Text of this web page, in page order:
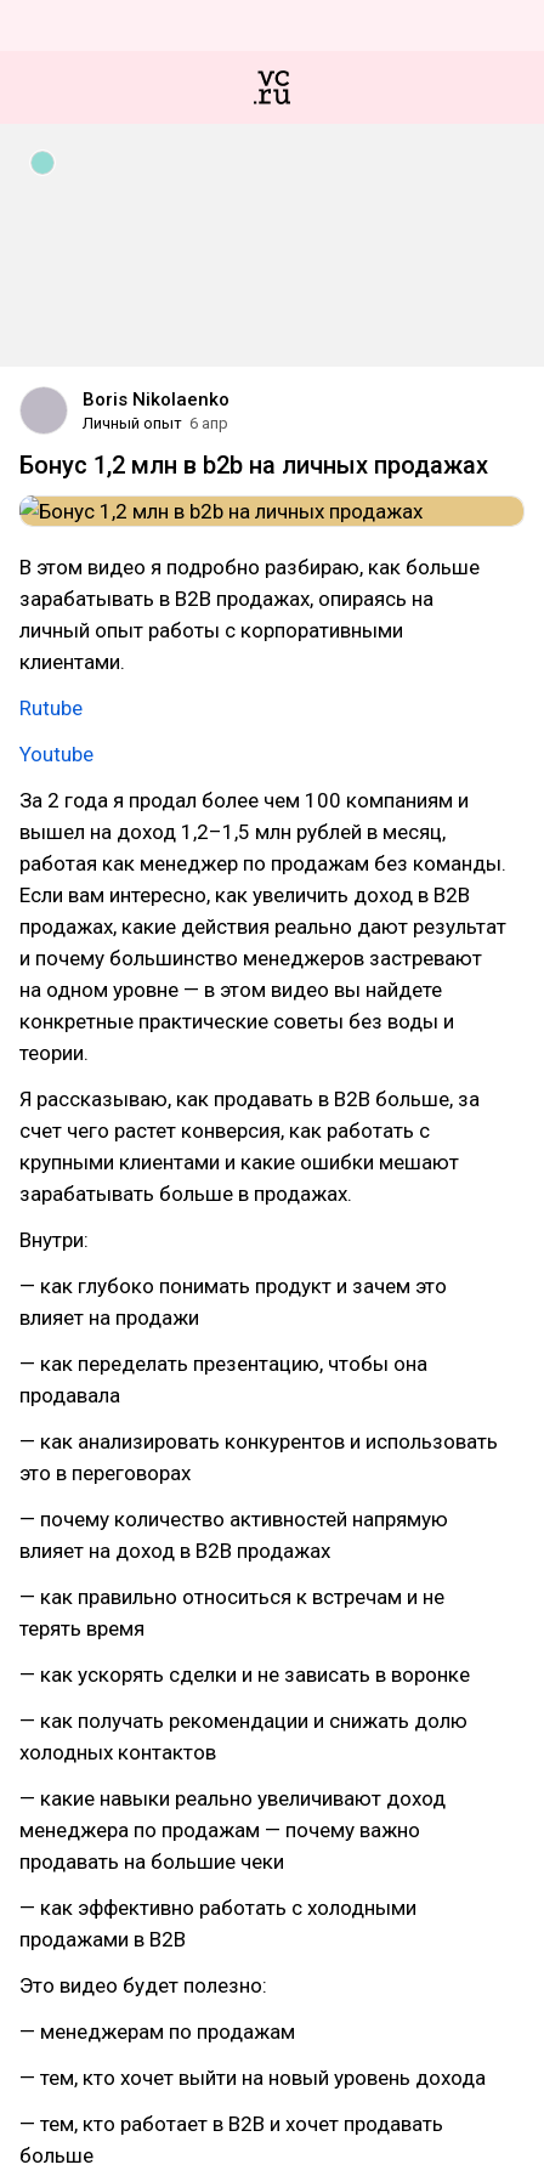
Boris Nikolaenko
Личный опыт 6 апр
Бонус 1,2 млн в b2b на личных продажах
В этом видео я подробно разбираю, как больше
зарабатывать в B2B продажах, опираясь на
личный опыт работы с корпоративными
клиентами.
Rutube
Youtube
За 2 года я продал более чем 100 компаниям и
вышел на доход 1,2–1,5 млн рублей в месяц,
работая как менеджер по продажам без команды.
Если вам интересно, как увеличить доход в B2B
продажах, какие действия реально дают результат
и почему большинство менеджеров застревают
на одном уровне — в этом видео вы найдете
конкретные практические советы без воды и
теории.
Я рассказываю, как продавать в B2B больше, за
счет чего растет конверсия, как работать с
крупными клиентами и какие ошибки мешают
зарабатывать больше в продажах.
Внутри:
— как глубоко понимать продукт и зачем это
влияет на продажи
— как переделать презентацию, чтобы она
продавала
— как анализировать конкурентов и использовать
это в переговорах
— почему количество активностей напрямую
влияет на доход в B2B продажах
— как правильно относиться к встречам и не
терять время
— как ускорять сделки и не зависать в воронке
— как получать рекомендации и снижать долю
холодных контактов
— какие навыки реально увеличивают доход
менеджера по продажам — почему важно
продавать на большие чеки
— как эффективно работать с холодными
продажами в B2B
Это видео будет полезно:
— менеджерам по продажам
— тем, кто хочет выйти на новый уровень дохода
— тем, кто работает в B2B и хочет продавать
больше